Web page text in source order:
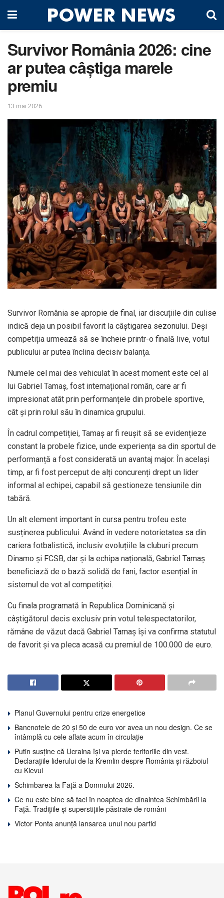
Survivor România 2026: cine
ar putea câștiga marele
premiu
13 mai 2026
Survivor România se apropie de final, iar discuțiile din culise
indică deja un posibil favorit la câștigarea sezonului. Deși
competiția urmează să se încheie printr-o finală live, votul
publicului ar putea înclina decisiv balanța.
Numele cel mai des vehiculat în acest moment este cel al
lui Gabriel Tamaș, fost internațional român, care ar fi
impresionat atât prin performanțele din probele sportive,
cât și prin rolul său în dinamica grupului.
În cadrul competiției, Tamaș ar fi reușit să se evidențieze
constant la probele fizice, unde experiența sa din sportul de
performanță a fost considerată un avantaj major. În același
timp, ar fi fost perceput de alți concurenți drept un lider
informal al echipei, capabil să gestioneze tensiunile din
tabără.
Un alt element important în cursa pentru trofeu este
susținerea publicului. Având în vedere notorietatea sa din
cariera fotbalistică, inclusiv evoluțiile la cluburi precum
Dinamo și FCSB, dar și la echipa națională, Gabriel Tamaș
beneficiază de o bază solidă de fani, factor esențial în
sistemul de vot al competiției.
Cu finala programată în Republica Dominicană și
câștigătorul decis exclusiv prin votul telespectatorilor,
rămâne de văzut dacă Gabriel Tamaș își va confirma statutul
de favorit și va pleca acasă cu premiul de 100.000 de euro.
Planul Guvernului pentru crize energetice
Bancnotele de 20 și 50 de euro vor avea un nou design. Ce se
întâmplă cu cele aflate acum în circulație
Putin susține că Ucraina își va pierde teritoriile din vest.
Declarațiile liderului de la Kremlin despre România și războiul
cu Kievul
Schimbarea la Față a Domnului 2026.
Ce nu este bine să faci în noaptea de dinaintea Schimbării la
Față. Tradițiile și superstițiile păstrate de români
Victor Ponta anunță lansarea unui nou partid